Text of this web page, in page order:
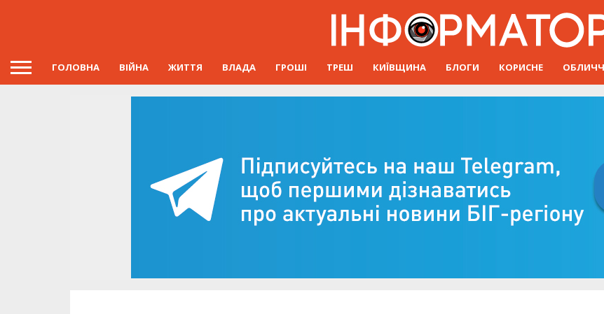
ГОЛОВНА ВІЙНА ЖИТТЯ ВЛАДА ГРОШІ ТРЕШ КИЇВЩИНА БЛОГИ КОРИСНЕ